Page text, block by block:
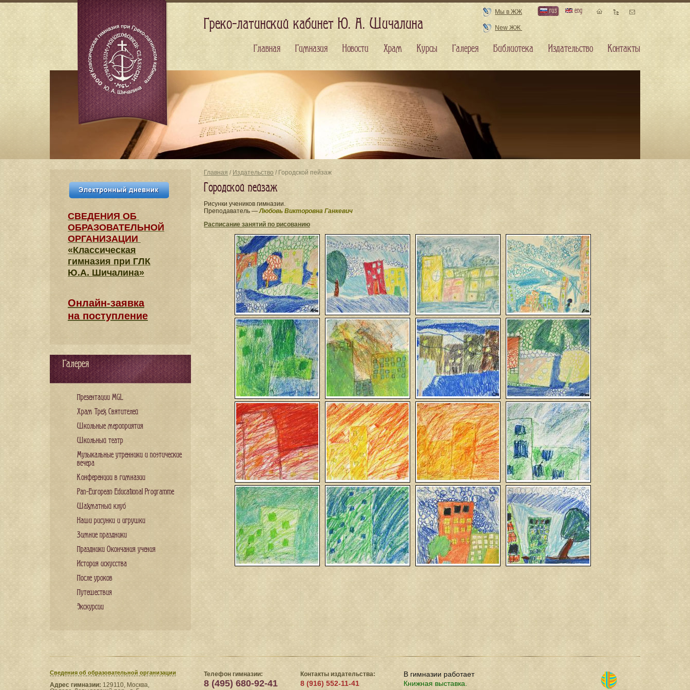
Главная / Издательство / Городской пейзаж
Городской пейзаж
Рисунки учеников гимназии.
Преподаватель —Любовь Викторовна Ганкевич
Расписание занятий по рисованию
СВЕДЕНИЯ​ ОБ
ОБРАЗОВАТЕЛЬНОЙ
ОРГАНИЗАЦИИ
«Классическая
гимназия при ГЛК
Ю.А. Шичалина»
Онлайн-заявка
на поступление
Галерея
Презентации MGL
Храм Трех Святителей
Школьные мероприятия
Школьный театр
Музыкальные утренники и поэтические
вечера
Конференции в гимназии
Pan-European Educational Programme
Шахматный клуб
Наши рисунки и игрушки
Зимние праздники
Праздники Окончания учения
История искусства
После уроков
Путешествия
Экскурсии
Сведения​ об образовательной организации
Адрес гимназии: 129110, Москва,
Телефон гимназии:
8 (495) 680-92-41
Контакты издательства:
8 (916) 552-11-41
В гимназии работает
Книжная выставка.
Греко-латинский кабинет Ю. А. Шичалина
Мы в ЖЖ
New ЖЖ
rus eng
Главная Гимназия Новости Храм Курсы Галерея Библиотека Издательство Контакты